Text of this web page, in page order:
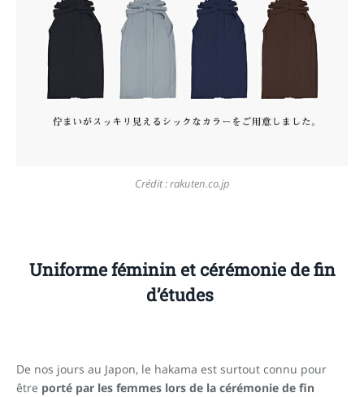
Crédit : rakuten.co.jp
Uniforme féminin et cérémonie de fin
d’études
De nos jours au Japon, le hakama est surtout connu pour
être porté par les femmes lors de la cérémonie de fin